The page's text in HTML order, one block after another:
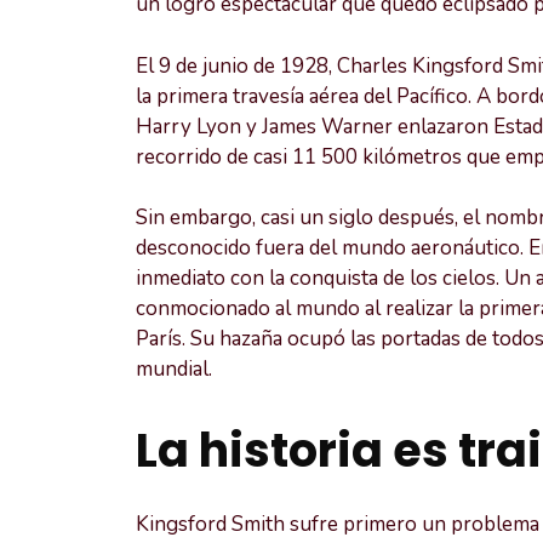
El 9 de junio de 1928, Charles Kingsford
la primera travesía aérea del Pacífico. A
Harry Lyon y James Warner enlazaron
recorrido de casi 11 500 kilómetros que
Sin embargo, casi un siglo después, el
desconocido fuera del mundo aeronáutico.
inmediato con la conquista de los cielos. Un
conmocionado al mundo al realizar la
París. Su hazaña ocupó las portadas de
mundial.
La historia es
Kingsford Smith sufre primero un